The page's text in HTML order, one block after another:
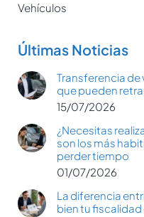
Vehículos
Últimas Noticias
Transferencia
que pueden
15/07/2026
¿Necesitas
son los más
perder tiempo
01/07/2026
La diferencia
bien tu